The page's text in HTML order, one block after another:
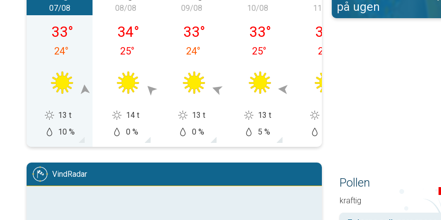
viernes, 07/08
07/08
33°
24°
13 t
10 %
sábado, 08/08
08/08
34°
25°
14 t
0 %
domingo, 09/08
09/08
33°
24°
13 t
0 %
lunes, 10/08
10/08
33°
25°
13 t
5 %
martes, 11/08
11/08
33
26
12/08
på ugen
VindRadar
Pollen
kraftig